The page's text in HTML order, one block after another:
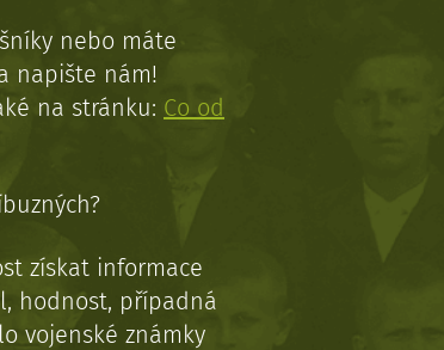
nebo máte
napište nám!
na stránku: Co od
získat informace
hodnost, případná
vojenské známky